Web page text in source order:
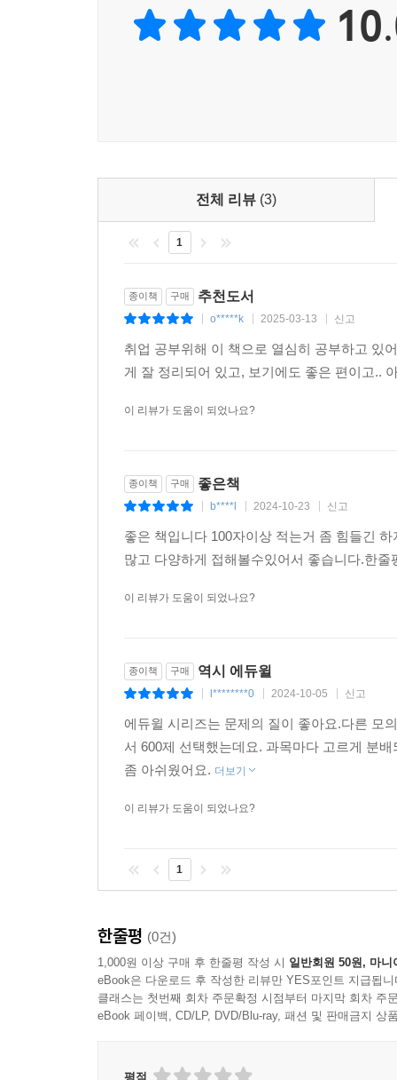
10개 영역별로 엄선하여 수록하였습니다. 주요
비중이 높은 편이며, 그 외 NCS 영역에 대해
있습니다. 주요 공기업에서 출제 비중이 높은 의
영역에 대해서도 적절한 문항 수를 제공합니다.
정보를 확인할 수 있어 관련 유형을 완벽하게 학습
주요 공기업에서 실제 기출된 문항을 변형 및 선
따라 효율적으로 활용할 수 있습니다.
수리능력/문제해결능력/자원관리능력 점수 향
제공합니다.
(구매혜택3) 2021 개정 Ver. 모듈이론 핵심노트
전체 리뷰 (3)
1
종이책 구매 추천도서
o*****k 2025-03-13 신고
취업 공부위해 이 책으로 열심히 공부하고 있
게 잘 정리되어 있고, 보기에도 좋은 편이고..
이 리뷰가 도움이 되었나요?
종이책 구매 좋은책
b****l 2024-10-23 신고
좋은 책입니다 100자이상 적는거 좀 힘들긴
많고 다양하게 접해볼수있어서 좋습니다.한
이 리뷰가 도움이 되었나요?
종이책 구매 역시 에듀윌
l********0 2024-10-05 신고
에듀윌 시리즈는 문제의 질이 좋아요.다른 모
서 600제 선택했는데요. 과목마다 고르게 분
좀 아쉬웠어요. 더보기
이 리뷰가 도움이 되었나요?
1
한줄평 (0건)
1,000원 이상 구매 후 한줄평 작성 시 일반회원 50원, 마니
eBook은 다운로드 후 작성한 리뷰만 YES포인트 지급됩니
클래스는 첫번째 회차 주문확정 시점부터 마지막 회차 주
eBook 페이백, CD/LP, DVD/Blu-ray, 패션 및 판매금지 상
평점